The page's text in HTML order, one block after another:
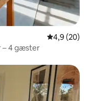
4,9 ud af 5 i
4,9 (20)
– 4 gæster